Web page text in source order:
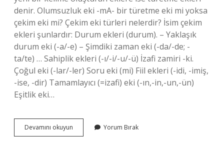
denir. Olumsuzluk eki -mA- bir türetme eki mi yoksa
çekim eki mi? Çekim eki türleri nelerdir? İsim çekim
ekleri şunlardır: Durum ekleri (durum). – Yaklaşık
durum eki (-a/-e) – Şimdiki zaman eki (-da/-de; -
ta/te) … Sahiplik ekleri (-ı/-i/-u/-ü) İzafi zamiri -ki.
Çoğul eki (-lar/-ler) Soru eki (mi) Fiil ekleri (-idi, -imiş,
-ise, -dir) Tamamlayıcı (=izafi) eki (-ın,-in,-un,-ün)
Eşitlik eki…
Devamını okuyun
Eki
Yorum Bırak